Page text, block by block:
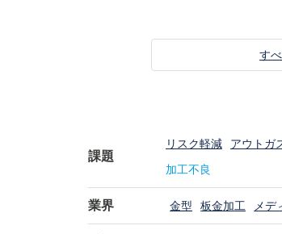
す
課題
リスク軽減 アウトガ
加工不良
業界 金型 板金加工 メデ